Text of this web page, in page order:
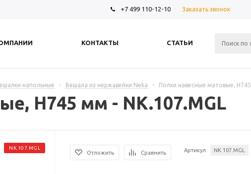
+7 499 110-12-10 Заказать звонок
КОНТАКТЫ СТАТЬИ
напольные - Вешала из нержавейки Neka - Полки навесные матовые, H745
H745 мм - NK.107.MGL
NK.107.MGL
Отложить Сравнить Артикул NK.107.MGL